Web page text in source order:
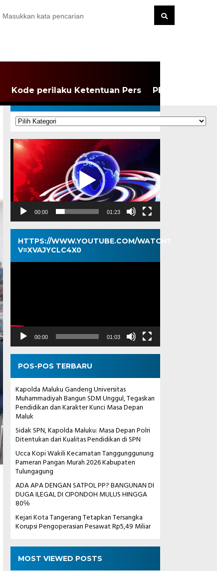
Kode perilaku Ketentuan Pers PEDOMAN
KATEGORI
Kategori
Pemutar
Video
00:00 01:23
HTTPS://WWW.YOUTUBE.COM/WATCH?
V=XVAJYCLC4X0
Pemutar
00:00 01:03
POS-POS TERBARU
Kapolda Maluku Gandeng Universitas
Muhammadiyah Bangun SDM Unggul, Tegaskan
Pendidikan dan Karakter Kunci Masa Depan
Maluk
Sidak SPN, Kapolda Maluku: Masa Depan Polri
Ditentukan dari Kualitas Pendidikan di SPN
Ucca Kopi Wakili Kecamatan Tanggunggunung
Pameran Pangan Murah 2026 Kabupaten
Tulungagung
ADA APA DENGAN SATPOL PP? BANGUNAN DI
DUGA ILEGAL DI CIPONDOH MULUS HINGGA
80℅
Kejari Kota Tangerang Tetapkan Tersangka
Korupsi Pengoperasian Pesawat Rp5,49 Miliar
MOST VIEWED POSTS